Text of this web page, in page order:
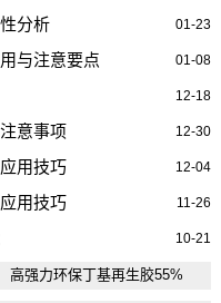
01-23
分析
01-08
与注意要点
12-18
12-30
意事项
12-04
用技巧
11-26
用技巧
10-21
高强力环保丁基再生胶55%